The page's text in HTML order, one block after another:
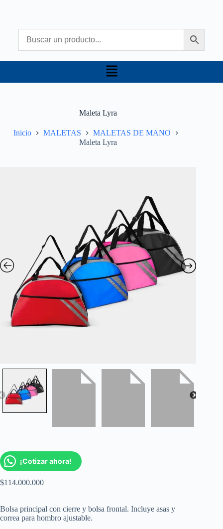
Maleta Lyra
Inicio MALETAS
MALETAS DE MANO
Maleta Lyra
¡Cotizar ahora!
$114.000.000
Bolsa principal con cierre y bolsa frontal. Incluye asas y
correa para hombro ajustable.